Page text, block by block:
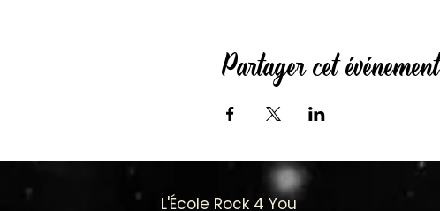
Partager cet événement
L'École Rock 4 You